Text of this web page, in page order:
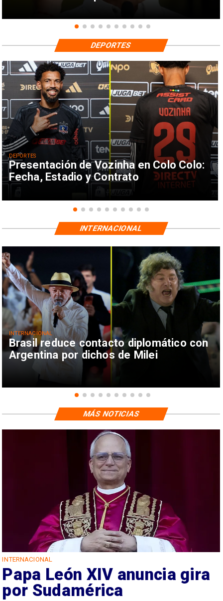
Presentación de Vozinha en Colo Colo:
Fecha, Estadio y Contrato
DEPORTES
DEPORTES
Brasil reduce contacto diplomático con
Argentina por dichos de Milei
INTERNACIONAL
INTERNACIONAL
INTERNACIONAL
Papa León XIV anuncia gira
por Sudamérica
MÁS NOTICIAS